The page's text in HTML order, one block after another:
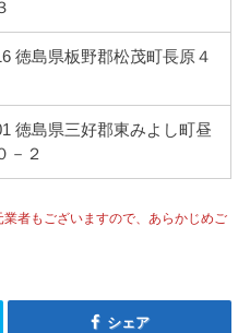
徳島県板野郡松茂町長原４
徳島県三好郡東みよし町昼
－２
者もございますので、あらかじめご
シェア